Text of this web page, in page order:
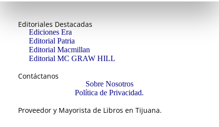
Editoriales Destacadas
Ediciones Era
Editorial Patria
Editorial Macmillan
Editorial MC GRAW HILL
Contáctanos
Sobre Nosotros
Política de Privacidad.
Proveedor y Mayorista de Libros en Tijuana.